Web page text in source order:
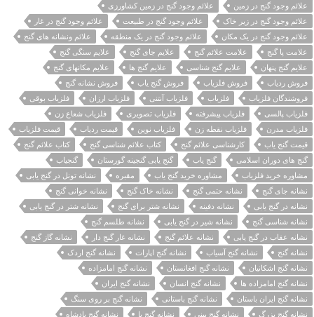
علائم وجود گنج در زمین
علائم وجود گنج در زمین کشاورزی
علائم وجود گنج در زیر خاک
علائم وجود گنج در طبیعت
علائم وجود گنج در غار
علائم وجود گنج در یک مکان
علائم وجود گنج در یک منطقه
علائم ونشانه های گنج
علامت پا گنج
علامت علائم گنج علایم جای گنج
علایم سنگی گنج
علایم گنج پنهان
علایم گنج شناسی علایم گنج ها
علایم مکانهای گنج
فروش ردیاب
فروش فلزیاب فروش گنج یاب
فروش نشانه گنج
فروشندگان فلزیاب
فلزیاب فلزیاب آنتنی فلزیاب ارزان
فلزیاب بوقی
فلزیاب پالسی
فلزیاب پیشرفته فلزیاب تصویری
فلزیاب شعاع زن
فلزیاب مدرن
فلزیاب نقطه زن فلزیاب نوین قیمت ردیاب
قیمت فلزیاب
قیمت گنج یاب
کارشناسی علائم گنج کتاب علائم شناسی گنج
کتاب علائم گنج
گنج های دوران اسلامی
گنج یاب گنج یابی گنجینه گورستان
گنجیاب
مشاوره خرید فلزیاب
مشاوره خرید گنج یاب مقبره
نشانه تونل در گنج یابی
نشانه جای گنج
نشانه حتمی گنج نشانه خاک گنج
نشانه خوانی گنج
نشانه در گنج یابی
نشانه دفینه نشانه شتر برای گنج
نشانه شتر در گنج یابی
نشانه شناسی گنج
نشانه شیر در گنج یابی
نشانه طلسم گنج
نشانه عقاب در گنج یابی
نشانه علائم گنج نشانه غار گنج دار
نشانه گاز گنج
نشانه گنج
نشانه گنج آسیاب نشانه گنج اپارات
نشانه گنج اردک
نشانه گنج اشکانیان
نشانه گنج افغانستان
نشانه گنج امامزاده
نشانه گنج امامزاده ها
نشانه گنج انسان
نشانه گنج ایران
نشانه گنج ایران باستان
نشانه گنج باستانی
نشانه گنج بر روی سنگ
نشانه گنج بزرگ
نشانه گنج بینی نشانه گنج پا
نشانه گنج پادشاه